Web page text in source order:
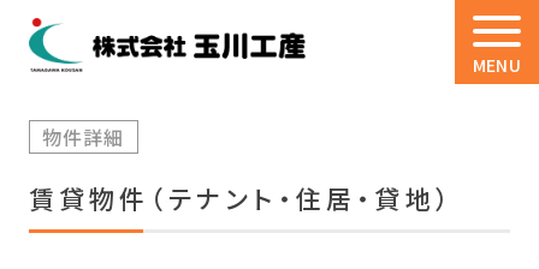
MENU
物件詳細
賃貸物件（テナント・住居・貸地）